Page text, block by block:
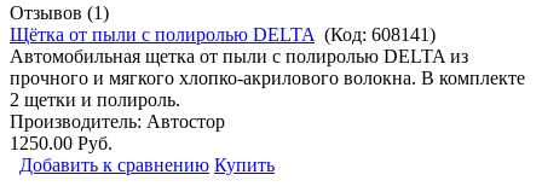
Отзывов (1)
Щётка от пыли с полиролью DELTA (Код: 608141)
Автомобильная щетка от пыли с полиролью DELTA из
прочного и мягкого хлопко-акрилового волокна. В комплекте
2 щетки и полироль.
Производитель: Автостор
1250.00 Руб.
Добавить к сравнению Купить